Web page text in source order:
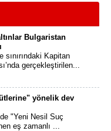
Bulgaristan
sınırındaki Kapitan
gerçekleştirilen...
yönelik dev
"Yeni Nesil Suç
eş zamanlı ...